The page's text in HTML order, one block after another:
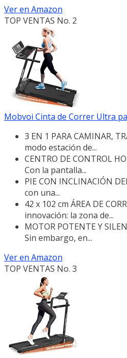
Ver en Amazon
TOP VENTAS No. 2
Mobvoi Cinta de Correr Ultra
3 EN 1 PARA CAMINAR,
modo estación de...
CENTRO DE CONTROL
Con la pantalla...
PIE CON INCLINACIÓN
con una...
42 x 102 cm ÁREA DE
innovación: la zona de...
MOTOR POTENTE Y
Sin embargo, en...
Ver en Amazon
TOP VENTAS No. 3